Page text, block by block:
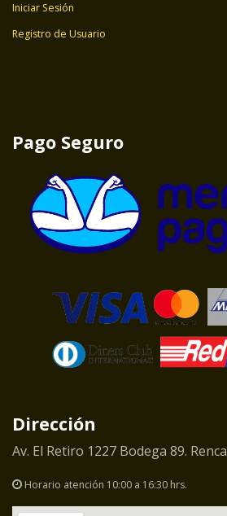
Iniciar Sesión
Registro de Usuario
Pago Seguro
Dirección
Av. El Retiro 1227 Bodega 89. Renca
Horario atención 10:00 a 16:30 hrs.